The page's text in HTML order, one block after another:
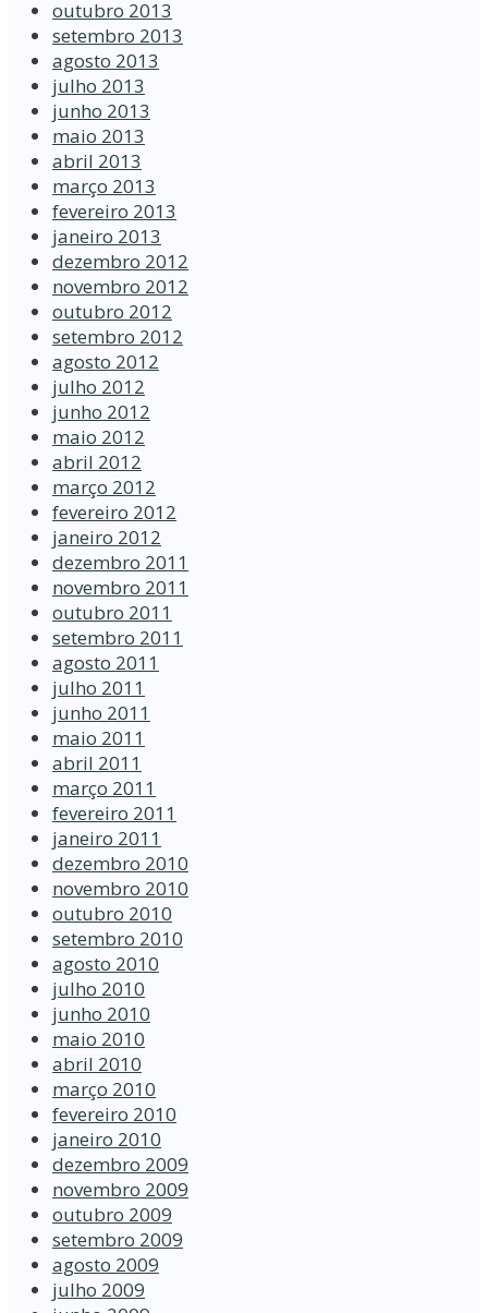
outubro 2013
setembro 2013
agosto 2013
julho 2013
junho 2013
maio 2013
abril 2013
março 2013
fevereiro 2013
janeiro 2013
dezembro 2012
novembro 2012
outubro 2012
setembro 2012
agosto 2012
julho 2012
junho 2012
maio 2012
abril 2012
março 2012
fevereiro 2012
janeiro 2012
dezembro 2011
novembro 2011
outubro 2011
setembro 2011
agosto 2011
julho 2011
junho 2011
maio 2011
abril 2011
março 2011
fevereiro 2011
janeiro 2011
dezembro 2010
novembro 2010
outubro 2010
setembro 2010
agosto 2010
julho 2010
junho 2010
maio 2010
abril 2010
março 2010
fevereiro 2010
janeiro 2010
dezembro 2009
novembro 2009
outubro 2009
setembro 2009
agosto 2009
julho 2009